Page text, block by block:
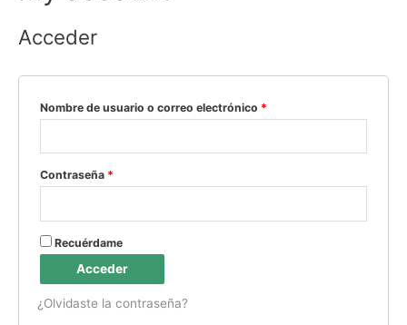
Acceder
Nombre de usuario o correo electrónico *
Contraseña *
Recuérdame
Acceder
¿Olvidaste la contraseña?